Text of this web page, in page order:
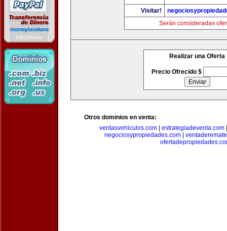
Visitar!
Serán consideradas
Realizar una Oferta
Precio Ofrecido $
Otros dominios en venta:
ventasvehiculos.com
estrategiadeventa.com
negociosypropiedades.com